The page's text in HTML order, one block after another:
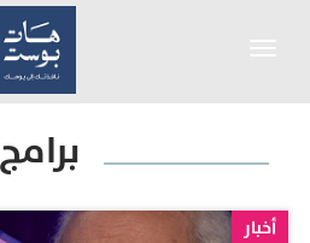
برامج
أخبار